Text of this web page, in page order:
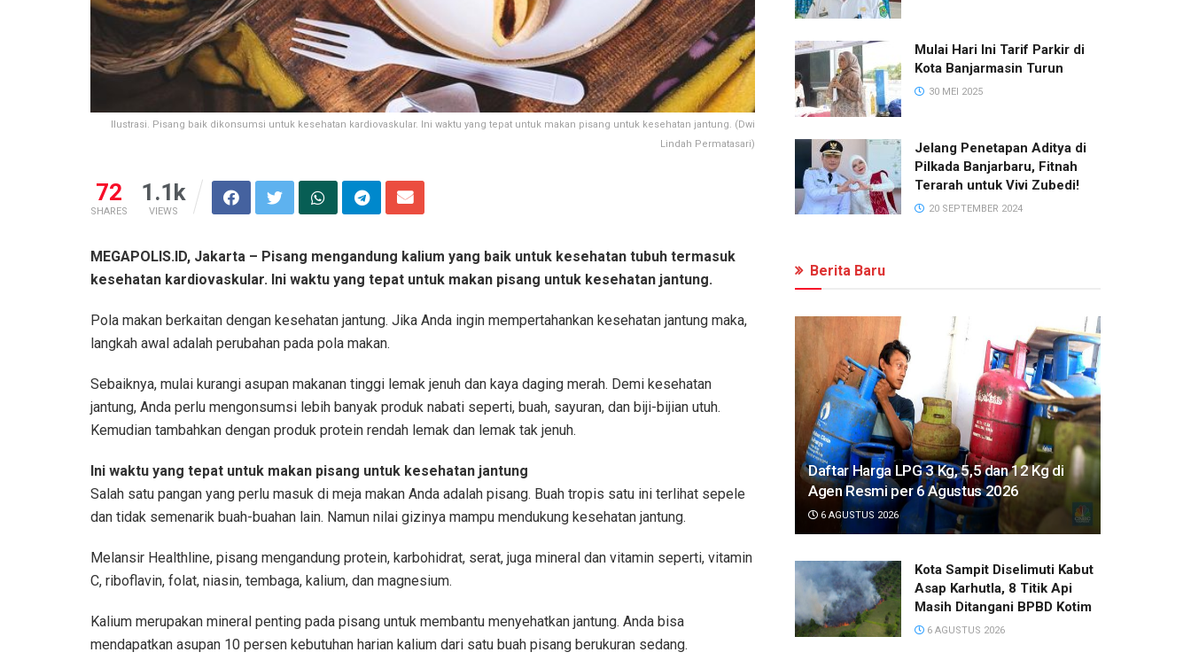
Ilustrasi. Pisang baik dikonsumsi untuk kesehatan kardiovaskular. Ini waktu yang tepat untuk makan pisang untuk kesehatan jantung. (Dwi
Lindah Permatasari)
72
SHARES
1.1k
VIEWS
MEGAPOLIS.ID, Jakarta – Pisang mengandung kalium yang baik untuk kesehatan tubuh termasuk
kesehatan kardiovaskular. Ini waktu yang tepat untuk makan pisang untuk kesehatan jantung.
Pola makan berkaitan dengan kesehatan jantung. Jika Anda ingin mempertahankan kesehatan jantung maka,
langkah awal adalah perubahan pada pola makan.
Sebaiknya, mulai kurangi asupan makanan tinggi lemak jenuh dan kaya daging merah. Demi kesehatan
jantung, Anda perlu mengonsumsi lebih banyak produk nabati seperti, buah, sayuran, dan biji-bijian utuh.
Kemudian tambahkan dengan produk protein rendah lemak dan lemak tak jenuh.
Ini waktu yang tepat untuk makan pisang untuk kesehatan jantung
Salah satu pangan yang perlu masuk di meja makan Anda adalah pisang. Buah tropis satu ini terlihat sepele
dan tidak semenarik buah-buahan lain. Namun nilai gizinya mampu mendukung kesehatan jantung.
Melansir Healthline, pisang mengandung protein, karbohidrat, serat, juga mineral dan vitamin seperti, vitamin
C, riboflavin, folat, niasin, tembaga, kalium, dan magnesium.
Kalium merupakan mineral penting pada pisang untuk membantu menyehatkan jantung. Anda bisa
mendapatkan asupan 10 persen kebutuhan harian kalium dari satu buah pisang berukuran sedang.
Mulai Hari Ini Tarif Parkir di
Kota Banjarmasin Turun
30 MEI 2025
Jelang Penetapan Aditya di
Pilkada Banjarbaru, Fitnah
Terarah untuk Vivi Zubedi!
20 SEPTEMBER 2024
Berita Baru
Daftar Harga LPG 3 Kg, 5,5 dan 12 Kg di
Agen Resmi per 6 Agustus 2026
6 AGUSTUS 2026
Kota Sampit Diselimuti Kabut
Asap Karhutla, 8 Titik Api
Masih Ditangani BPBD Kotim
6 AGUSTUS 2026